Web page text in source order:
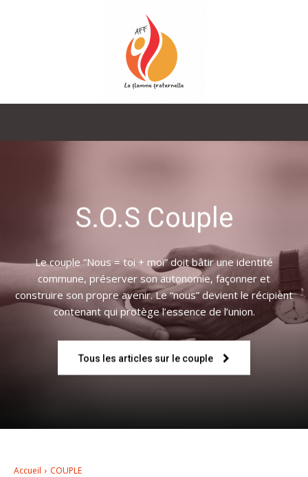
Fraternelle
–
S.O.S Couple
Le couple “Nous = toi + moi” doit bâtir une identité
commune, préserver son autonomie, façonner et
construire son propre avenir. Le “nous” devient le récipient
contenant qui protège l’essence de l’union.
Tous les articles sur le couple
Accueil COUPLE